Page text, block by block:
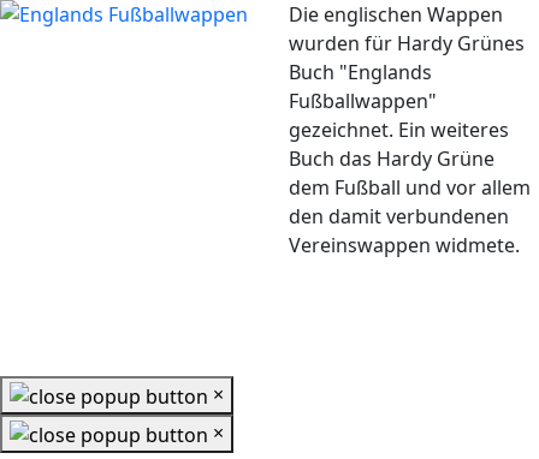
Die englischen Wappen
wurden für Hardy Grünes
Buch "Englands
Fußballwappen"
gezeichnet. Ein weiteres
Buch das Hardy Grüne
dem Fußball und vor allem
den damit verbundenen
Vereinswappen widmete.
×
×